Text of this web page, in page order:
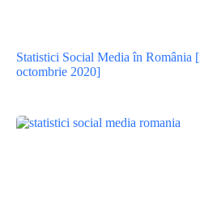
Statistici Social Media în România
octombrie 2020]